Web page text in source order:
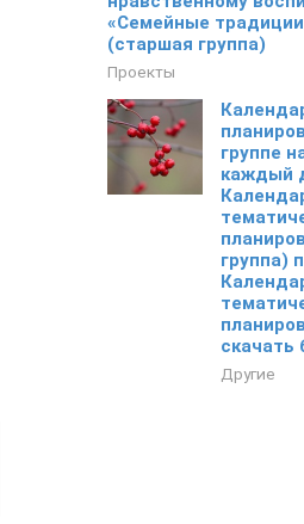
«Семейные
(старшая группа)
Проекты
группе
каждый
группа)
скачать
Другие